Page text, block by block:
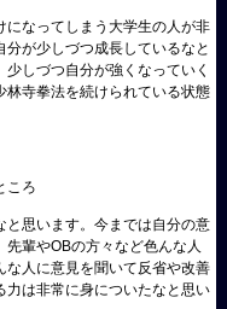
なってしまう大学生の人が非
が少しづつ成長しているなと
しづつ自分が強くなっていく
林寺拳法を続けられている状態
ころ
思います。今までは自分の意
輩やOBの方々など色んな人
人に意見を聞いて反省や改善
力は非常に身についたなと思い